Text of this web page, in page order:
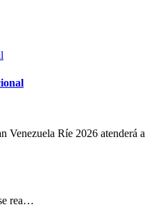
Venezuela Ríe 2026 atenderá a
rea…